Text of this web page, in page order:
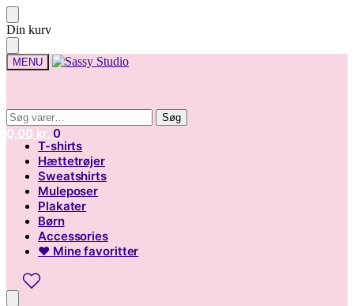
Skip
to
navigation
Skip
to
content
Din kurv
MENU
Søg
efter:
Søg
0,00 kr. 0
Søg
efter:
Søg
T-shirts
Hættetrøjer
Sweatshirts
Muleposer
Plakater
Børn
Accessories
♥ Mine favoritter